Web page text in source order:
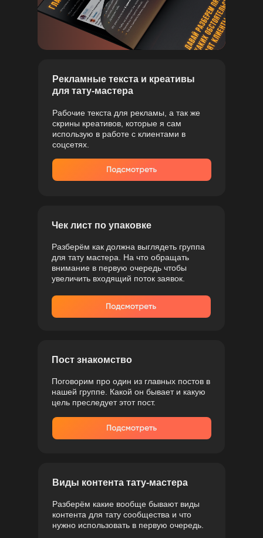
Виды контента тату-мастера
Разберём какие вообще бывают виды
контента для тату сообщества и что
нужно использовать в первую очередь.
Пост знакомство
Поговорим про один из главных постов в
нашей группе. Какой он бывает и какую
цель преследует этот пост.
Чек лист по упаковке
Разберём как должна выглядеть группа
для тату мастера. На что обращать
внимание в первую очередь чтобы
увеличить входящий поток заявок.
Рекламные текста и креативы
для тату-мастера
Рабочие текста для рекламы, а так же
скрины креативов, которые я сам
использую в работе с клиентами в
соцсетях.